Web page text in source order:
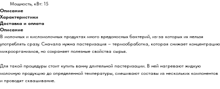
Мощность, кВт: 15
Описание
Характеристики
Доставка и оплата
Описание
В молочных и кисломолочных продуктах много вредоносных бактерий, из-за которых их нельзя
употреблять сразу. Сначала нужна пастеризация – термообработка, которая снижает концентрацию
микроорганизмов, но сохраняет полезные свойства сырья.
Для такой процедуры стоит купить ванну длительной пастеризации. В ней нагревают жидкую
молочную продукцию до определенной температуры, смешивают составы из нескольких компонентов
и проводят сквашивание.